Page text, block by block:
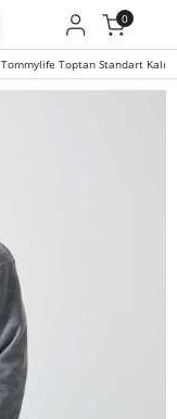
0
Tommylife Toptan Standart Kalıp